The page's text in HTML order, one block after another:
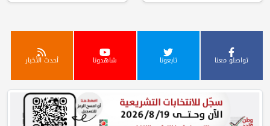
تواصلو معنا تابعونا شاهدونا أحدث الأخبار